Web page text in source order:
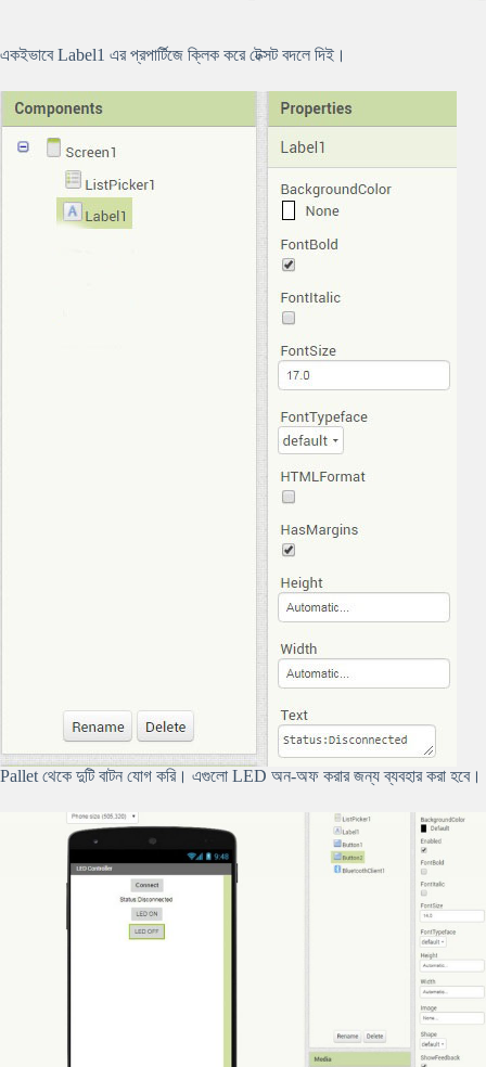
একইভাবে Label1 এর প্রপার্টিজে ক্লিক করে টেক্সট বদলে দিই।
Pallet থেকে দুটি বাটন যোগ করি। এগুলো LED অন-অফ করার জন্য ব্যবহার করা হবে।